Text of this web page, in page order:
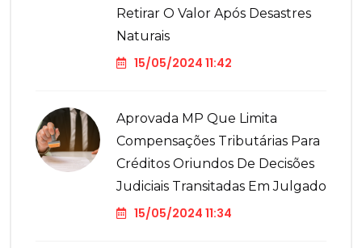
Retirar O Valor Após Desastres
Naturais
15/05/2024 11:42
Aprovada MP Que Limita
Compensações Tributárias Para
Créditos Oriundos De Decisões
Judiciais Transitadas Em Julgado
15/05/2024 11:34